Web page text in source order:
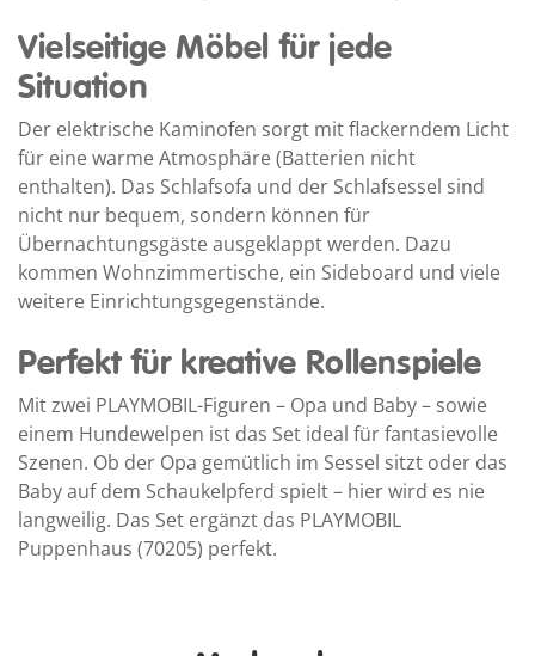
Vielseitige Möbel für jede
Situation
Der elektrische Kaminofen sorgt mit flackerndem Licht
für eine warme Atmosphäre (Batterien nicht
enthalten). Das Schlafsofa und der Schlafsessel sind
nicht nur bequem, sondern können für
Übernachtungsgäste ausgeklappt werden. Dazu
kommen Wohnzimmertische, ein Sideboard und viele
weitere Einrichtungsgegenstände.
Perfekt für kreative Rollenspiele
Mit zwei PLAYMOBIL-Figuren – Opa und Baby – sowie
einem Hundewelpen ist das Set ideal für fantasievolle
Szenen. Ob der Opa gemütlich im Sessel sitzt oder das
Baby auf dem Schaukelpferd spielt – hier wird es nie
langweilig. Das Set ergänzt das PLAYMOBIL
Puppenhaus (70205) perfekt.